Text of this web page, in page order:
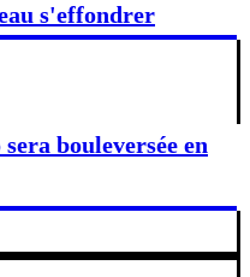
s'effondrer
bouleversée en